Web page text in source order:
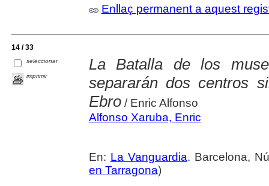
Enllaç permanent a aquest
14 / 33
seleccionar
imprimir
La Batalla de los
separarán dos centros
Ebro/ Enric Alfonso
Alfonso Xaruba, Enric
En: La Vanguardia. Barcelona,
en Tarragona)